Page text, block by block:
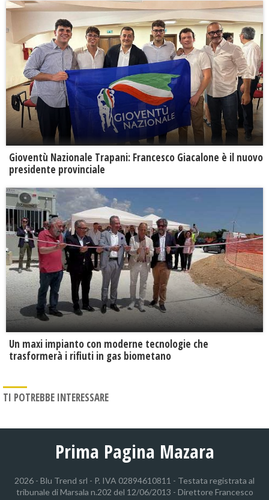
Gioventù Nazionale Trapani: Francesco Giacalone è il nuovo
presidente provinciale
Un maxi impianto con moderne tecnologie che
trasformerà i rifiuti in gas biometano
TI POTREBBE INTERESSARE
Prima Pagina Mazara
2026 - Blu Trend srl - P. IVA 02894610811 - Testata registrata al
tribunale di Marsala n.202 del 12/06/2013 - Direttore Francesco